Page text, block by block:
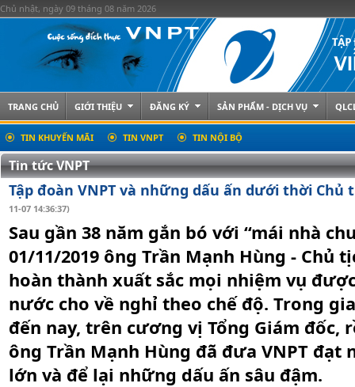
Chủ nhật, ngày 09 tháng 08 năm 2026
TRANG CHỦ GIỚI THIỆU ĐĂNG KÝ SẢN PHẨM - DỊCH VỤ
TIN KHUYẾN MÃI TIN VNPT TIN NỘI BỘ
Tin tức VNPT
Tập đoàn VNPT và những dấu ấn dưới thời Chủ
11-07 14:36:37)
Sau gần 38 năm gắn bó với “mái nhà
01/11/2019 ông Trần Mạnh Hùng - Chủ
hoàn thành xuất sắc mọi nhiệm vụ
nước cho về nghỉ theo chế độ. Trong
đến nay, trên cương vị Tổng Giám đốc,
ông Trần Mạnh Hùng đã đưa VNPT
lớn và để lại những dấu ấn sâu đậm.